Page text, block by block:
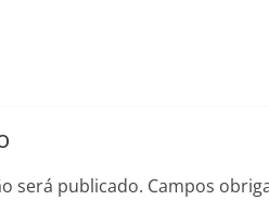
será publicado. Campos